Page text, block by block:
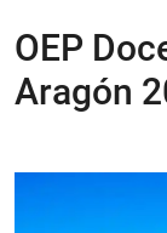
OEP
Aragón